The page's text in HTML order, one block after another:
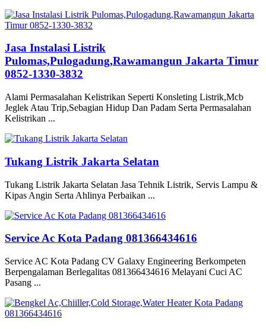
Jasa Instalasi Listrik
Pulomas,Pulogadung,Rawamangun Jakarta Timur
0852-1330-3832
Alami Permasalahan Kelistrikan Seperti Konsleting Listrik,Mcb
Jeglek Atau Trip,Sebagian Hidup Dan Padam Serta Permasalahan
Kelistrikan ...
Tukang Listrik Jakarta Selatan
Tukang Listrik Jakarta Selatan Jasa Tehnik Listrik, Servis Lampu &
Kipas Angin Serta Ahlinya Perbaikan ...
Service Ac Kota Padang 081366434616
Service AC Kota Padang CV Galaxy Engineering Berkompeten
Berpengalaman Berlegalitas 081366434616 Melayani Cuci AC
Pasang ...